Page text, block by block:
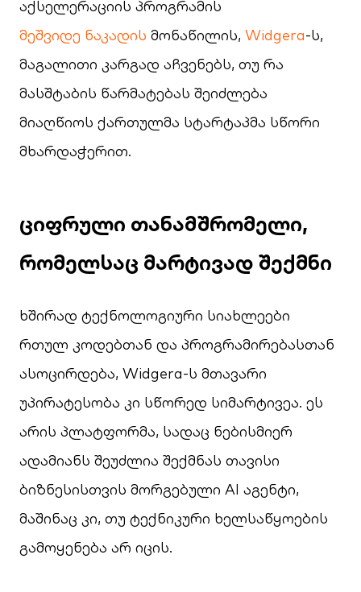
აქსელერაციის პროგრამის
მეშვიდე ნაკადის მონაწილის, Widgera-ს,
მაგალითი კარგად აჩვენებს, თუ რა
მასშტაბის წარმატებას შეიძლება
მიაღწიოს ქართულმა სტარტაპმა სწორი
მხარდაჭერით.
ციფრული თანამშრომელი,
რომელსაც მარტივად შექმნი
ხშირად ტექნოლოგიური სიახლეები
რთულ კოდებთან და პროგრამირებასთან
ასოცირდება, Widgera-ს მთავარი
უპირატესობა კი სწორედ სიმარტივეა. ეს
არის პლატფორმა, სადაც ნებისმიერ
ადამიანს შეუძლია შექმნას თავისი
ბიზნესისთვის მორგებული AI აგენტი,
მაშინაც კი, თუ ტექნიკური ხელსაწყოების
გამოყენება არ იცის.